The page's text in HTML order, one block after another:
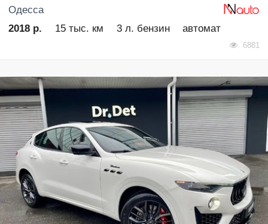
Одесса
2018 р.
15 тыс. км 3 л. бензин автомат
6881